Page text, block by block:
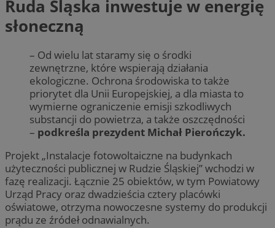
Ruda Śląska inwestuje w energię
słoneczną
– Od wielu lat staramy się o środki
zewnętrzne, które wspierają działania
ekologiczne. Ochrona środowiska to także
priorytet dla Unii Europejskiej, a dla miasta to
wymierne ograniczenie emisji szkodliwych
substancji do powietrza, a także oszczędności
– podkreśla prezydent Michał Pierończyk.
Projekt „Instalacje fotowoltaiczne na budynkach
użyteczności publicznej w Rudzie Śląskiej” wchodzi w
fazę realizacji. Łącznie 25 obiektów, w tym Powiatowy
Urząd Pracy oraz dwadzieścia cztery placówki
oświatowe, otrzyma nowoczesne systemy do produkcji
prądu ze źródeł odnawialnych.